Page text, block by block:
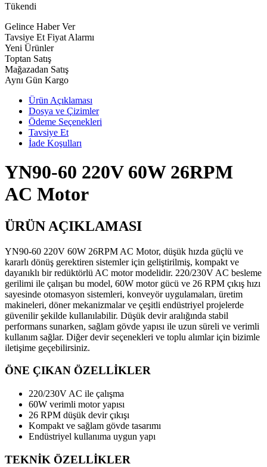
Tükendi
Gelince Haber Ver
Tavsiye Et Fiyat Alarmı
Yeni Ürünler
Toptan Satış
Mağazadan Satış
Aynı Gün Kargo
Ürün Açıklaması
Dosya ve Çizimler
Ödeme Seçenekleri
Tavsiye Et
İade Koşulları
YN90-60 220V 60W 26RPM
AC Motor
ÜRÜN AÇIKLAMASI
YN90-60 220V 60W 26RPM AC Motor, düşük hızda güçlü ve
kararlı dönüş gerektiren sistemler için geliştirilmiş, kompakt ve
dayanıklı bir redüktörlü AC motor modelidir. 220/230V AC besleme
gerilimi ile çalışan bu model, 60W motor gücü ve 26 RPM çıkış hızı
sayesinde otomasyon sistemleri, konveyör uygulamaları, üretim
makineleri, döner mekanizmalar ve çeşitli endüstriyel projelerde
güvenilir şekilde kullanılabilir. Düşük devir aralığında stabil
performans sunarken, sağlam gövde yapısı ile uzun süreli ve verimli
kullanım sağlar. Diğer devir seçenekleri ve toplu alımlar için bizimle
iletişime geçebilirsiniz.
ÖNE ÇIKAN ÖZELLİKLER
220/230V AC ile çalışma
60W verimli motor yapısı
26 RPM düşük devir çıkışı
Kompakt ve sağlam gövde tasarımı
Endüstriyel kullanıma uygun yapı
TEKNİK ÖZELLİKLER